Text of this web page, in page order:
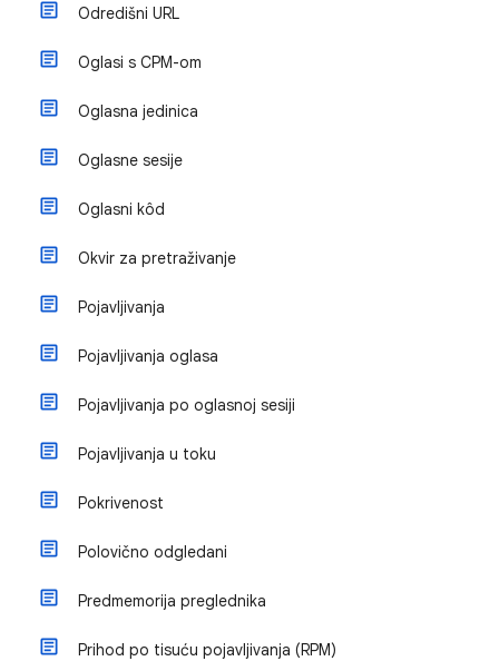
Odredišni URL
Oglasi s CPM-om
Oglasna jedinica
Oglasne sesije
Oglasni kôd
Okvir za pretraživanje
Pojavljivanja
Pojavljivanja oglasa
Pojavljivanja po oglasnoj sesiji
Pojavljivanja u toku
Pokrivenost
Polovično odgledani
Predmemorija preglednika
Prihod po tisuću pojavljivanja (RPM)